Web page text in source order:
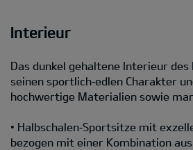
Interieur
Das dunkel gehaltene Interieur des
seinen sportlich‑edlen Charakter
hochwertige Materialien sowie
• Halbschalen‑Sportsitze mit
bezogen mit einer Kombination